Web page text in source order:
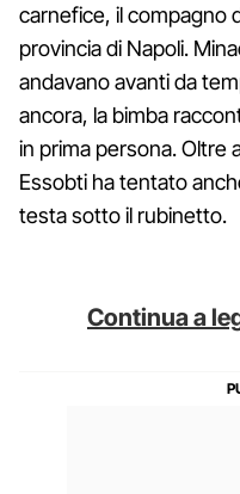
carnefice, il compagno
provincia di Napoli.
andavano avanti da
ancora, la bimba
in prima persona. Oltre
Essobti ha tentato
testa sotto il rubinetto.
Continua a